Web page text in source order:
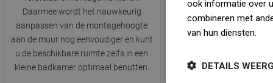
Daarmee wordt het nauwkeurig
aanpassen van de montagehoogte
aan de muur nog eenvoudiger en kunt
u de beschikbare ruimte zelfs in een
kleine badkamer optimaal benutten.
schakelaar. Het biedt
meer geconcentreerde
ook informatie over
combineren met
van hun diensten.
DETAILS